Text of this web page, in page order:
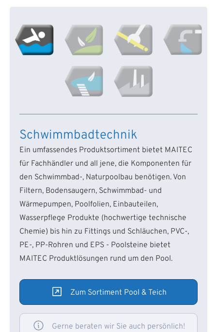
Schwimmbadtechnik
Ein umfassendes Produktsortiment bietet MAITEC
für Fachhändler und all jene, die Komponenten für
den Schwimmbad-, Naturpoolbau benötigen. Von
Filtern, Bodensaugern, Schwimmbad- und
Wärmepumpen, Poolfolien, Einbauteilen,
Wasserpflege Produkte (hochwertige technische
Chemie) bis hin zu Fittings und Schläuchen, PVC-,
PE-, PP-Rohren und EPS - Poolsteine bietet
MAITEC Produktlösungen rund um den Pool.
Zum Sortiment Pool & Teich
Gerne beraten wir Sie auch persönlich!